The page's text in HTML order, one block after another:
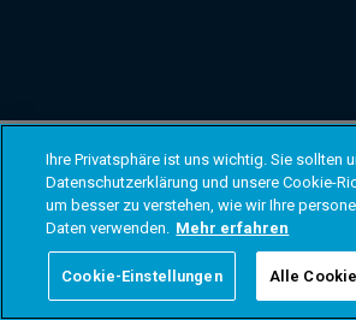
Ihre Privatsphäre ist uns wichtig. Sie sollten
Datenschutzerklärung und unsere Cookie-
um besser zu verstehen, wie wir Ihre
Daten verwenden. Mehr erfahren
Cookie-Einstellungen Alle